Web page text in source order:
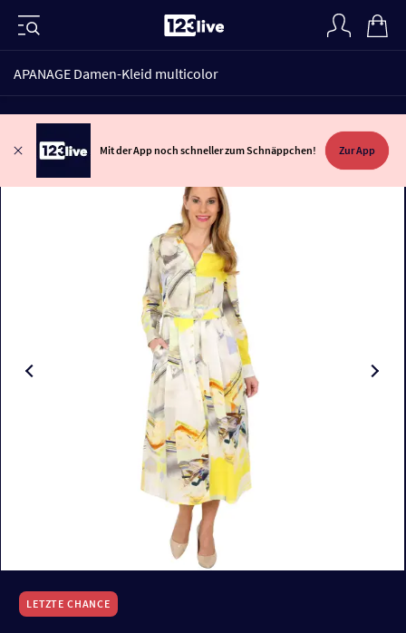
APANAGE Damen-Kleid multicolor
Mit der App noch schneller zum Schnäppchen! Zur App
LETZTE CHANCE